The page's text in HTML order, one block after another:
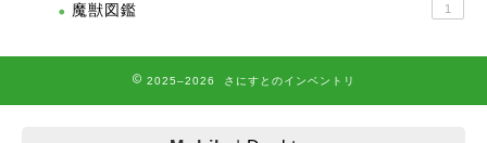
魔獣図鑑 1
2025–2026 さにすとのインベントリ